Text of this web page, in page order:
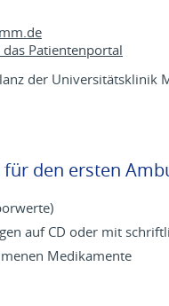
Patientenportal
der Universitätsklinik
den ersten
auf CD oder mit
Medikamente